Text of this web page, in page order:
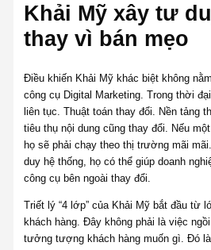
Khải Mỹ xây tư
thay vì bán mẹo
Điều khiến Khải Mỹ khác biệt không
công cụ Digital Marketing. Trong thời
liên tục. Thuật toán thay đổi. Nền tảng
tiêu thụ nội dung cũng thay đổi. Nếu
họ sẽ phải chạy theo thị trường mãi
duy hệ thống, họ có thể giúp doanh
công cụ bên ngoài thay đổi.
Triết lý “4 lớp” của Khải Mỹ bắt đầu từ
khách hàng. Đây không phải là việc
tưởng tượng khách hàng muốn gì. Đó